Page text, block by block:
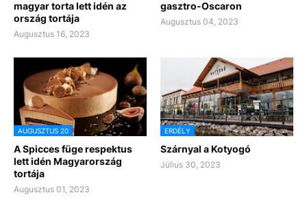
magyar torta lett idén az
ország tortája
Augusztus 16, 2023
gasztro-Oscaron
Augusztus 04, 2023
AUGUSZTUS 20
A Spicces füge respektus
lett idén Magyarország
tortája
Augusztus 01, 2023
ERDÉLY
Szárnyal a Kotyogó
Július 30, 2023